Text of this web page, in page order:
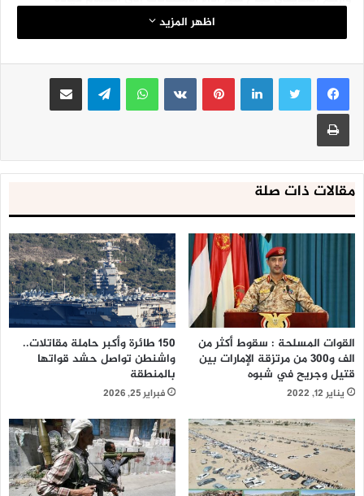
المحافظة وجهود العاملين بمكتب التربية بالمحافظة وتفاعل
الأجهزة الامنية واللجان الشعبية واهتمام الطلاب والطالبات.
#فج_عطان:
اظهر المزيد
لينكدإنبينتيريست واتساب تيلقرام مشاركة عبر البريد
طباعة
مقالات ذات صلة
القوات المسلحة : سقوط أكثر من
الف و300 من مرتزقة الإمارات بين
قتيل وجريح في شبوه
يناير 12, 2022
150 طائرة وأكبر حاملة مقاتلات..
واشنطن تواصل حشد قواتها
بالمنطقة
فبراير 25, 2026